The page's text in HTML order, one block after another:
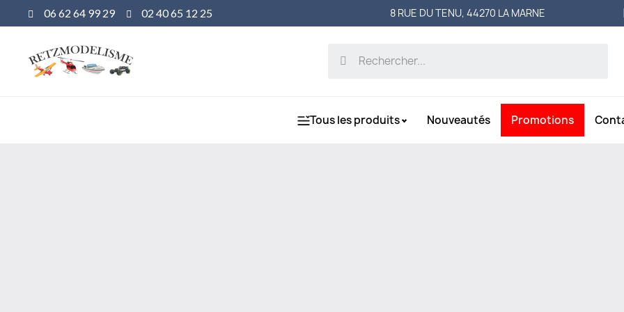
06 62 64 99 29 02 40 65 12 25 8 RUE DU TENU, 44270 LA MARNE
Tous les produits Nouveautés Promotions